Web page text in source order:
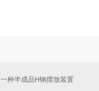
一种半成品H钢摆放装置